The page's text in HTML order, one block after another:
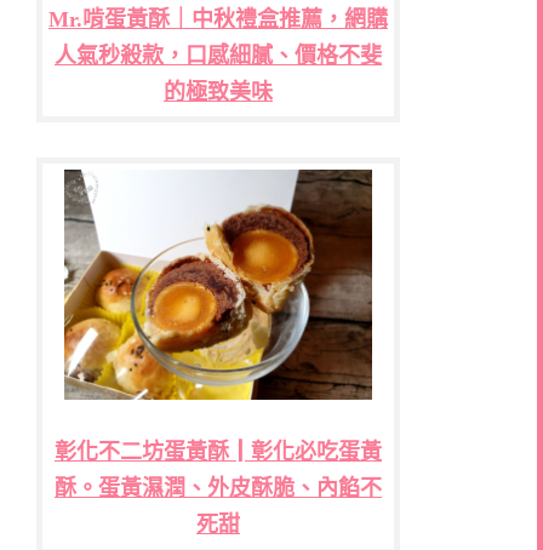
Mr.啃蛋黃酥｜中秋禮盒推薦，網購
人氣秒殺款，口感細膩、價格不斐
的極致美味
彰化不二坊蛋黃酥┃彰化必吃蛋黃
酥。蛋黃濕潤、外皮酥脆、內餡不
死甜